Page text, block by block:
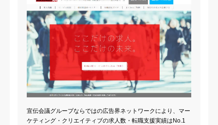
株式会社ハイスコア
株式会社らしんばん
株式会社ディスカバリー
ソーシャルワイヤー株式会社
株式会社ピアラ
株式会社ユースラッシュ
ソルー株式会社
宣伝会議グループならではの広告界ネットワークにより、マー
ケティング・クリエイティブの求人数・転職支援実績はNo.1